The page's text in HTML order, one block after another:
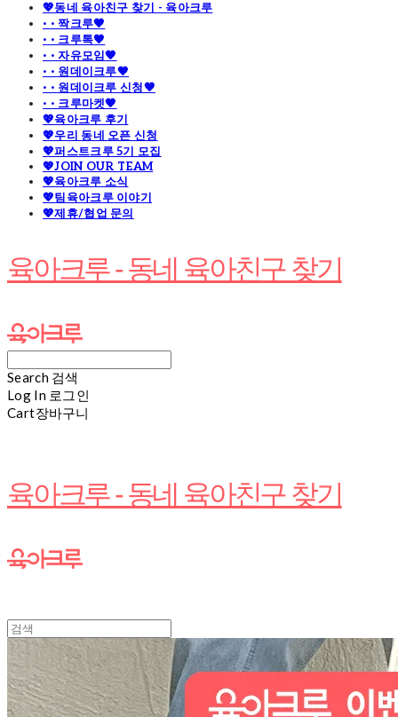
💖동네 육아친구 찾기 - 육아크루
· · 짝크루🧡
· · 크루톡🧡
· · 자유모임🧡
· · 원데이크루🧡
· · 원데이크루 신청🧡
· · 크루마켓🧡
💖육아크루 후기
💖우리 동네 오픈 신청
💖퍼스트크루 5기 모집
💖JOIN OUR TEAM
💖육아크루 소식
💖팀육아크루 이야기
💖제휴/협업 문의
육아크루 - 동네 육아친구 찾기
Search 검색
Log In 로그인
Cart장바구니
육아크루 - 동네 육아친구 찾기